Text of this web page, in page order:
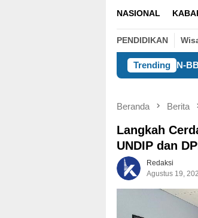
NASIONAL
PENDIDIKAN
Trending
KKN-BBK 8 Unair
Beranda Berita
Langkah
UNDIP dan
Redaksi
Agustus 19,